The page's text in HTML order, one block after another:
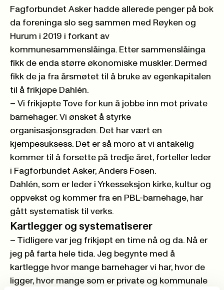
Fagforbundet Asker hadde allerede penger på bok
da foreninga slo seg sammen med Røyken og
Hurum i 2019 i forkant av
kommunesammenslåinga. Etter sammenslåinga
fikk de enda større økonomiske muskler. Dermed
fikk de ja fra årsmøtet til å bruke av egenkapitalen
til å frikjøpe Dahlén.
– Vi frikjøpte Tove for kun å jobbe inn mot private
barnehager. Vi ønsket å styrke
organisasjonsgraden. Det har vært en
kjempesuksess. Det er så moro at vi antakelig
kommer til å forsette på tredje året, forteller leder
i Fagforbundet Asker, Anders Fosen.
Dahlén, som er leder i Yrkesseksjon kirke, kultur og
oppvekst og kommer fra en PBL-barnehage, har
gått systematisk til verks.
Kartlegger og systematiserer
– Tidligere var jeg frikjøpt en time nå og da. Nå er
jeg på farta hele tida. Jeg begynte med å
kartlegge hvor mange barnehager vi har, hvor de
ligger, hvor mange som er private og kommunale